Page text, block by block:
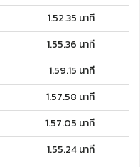
1.52.35 นาที
1.55.36 นาที
1.59.15 นาที
1.57.58 นาที
1.57.05 นาที
1.55.24 นาที